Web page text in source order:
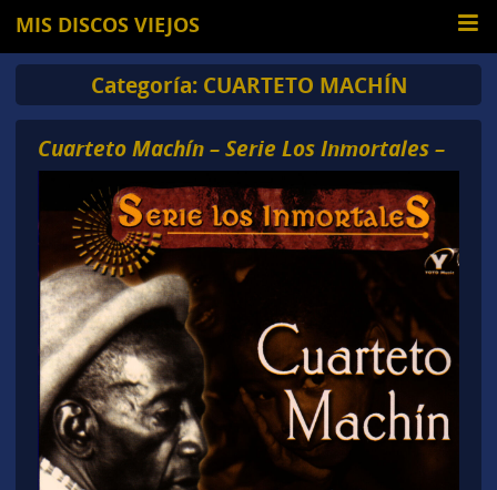
MIS DISCOS VIEJOS
Categoría: CUARTETO MACHÍN
Cuarteto Machín – Serie Los Inmortales –